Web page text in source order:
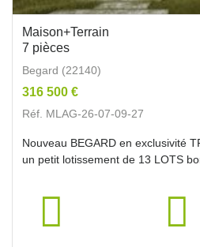
Maison+Terrain
7 pièces
Begard (22140)
316 500 €
Réf. MLAG-26-07-09-27
Nouveau BEGARD en exclusivité
un petit lotissement de 13 LOTS